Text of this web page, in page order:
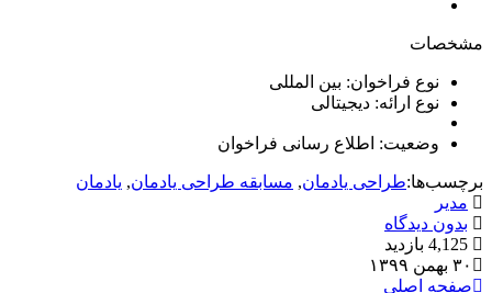
مشخصات
نوع فراخوان: بین المللی
نوع ارائه: دیجیتالی
وضعیت: اطلاع رسانی فراخوان
برچسب‌ها:طراحی یادمان, مسابقه طراحی یادمان, یادمان
مدیر
بدون دیدگاه
۳۰ بهمن ۱۳۹۹
صفحه اصلی